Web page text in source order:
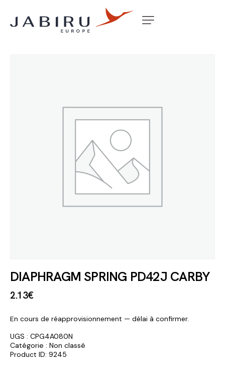
Accueil Non classé
DIAPHRAGM SPRING PD42J CARBY
2.13€
En cours de réapprovisionnement — délai à confirmer.
UGS : CPG4A080N
Catégorie : Non classé
Product ID: 9245